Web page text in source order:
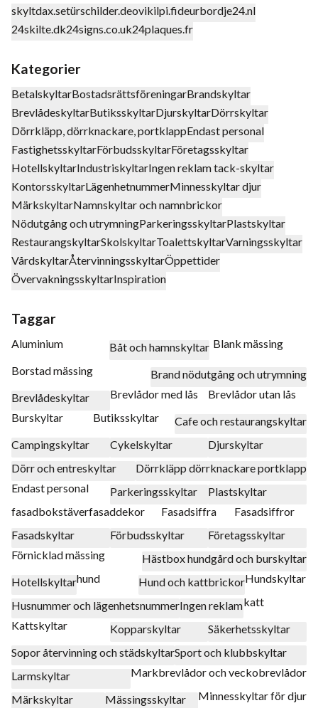
skyltdax.setürschilder.deovikilpi.fideurbordje24.nl
24skilte.dk24signs.co.uk24plaques.fr
Kategorier
BetalskyltarBostadsrättsföreningarBrandskyltar
BrevlådeskyltarButiksskyltarDjurskyltarDörrskyltar
Dörrkläpp, dörrknackare, portklappEndast personal
FastighetsskyltarFörbudsskyltarFöretagsskyltar
HotellskyltarIndustriskyltarIngen reklam tack-skyltar
KontorsskyltarLägenhetnummerMinnesskyltar djur
MärkskyltarNamnskyltar och namnbrickor
Nödutgång och utrymningParkeringsskyltarPlastskyltar
RestaurangskyltarSkolskyltarToalettskyltarVarningsskyltar
VårdskyltarÅtervinningsskyltarÖppettider
ÖvervakningsskyltarInspiration
Taggar
Aluminium Båt och hamnskyltar Blank mässing
Borstad mässing
Brand nödutgång och utrymning
Brevlådeskyltar
Brevlådor med lås
Brevlådor utan lås
Burskyltar
Butiksskyltar
Cafe och restaurangskyltar
Campingskyltar
Cykelskyltar
Djurskyltar
Dörr och entreskyltar
Dörrkläpp dörrknackare portklapp
Endast personal
Parkeringsskyltar
Plastskyltar
fasadbokstäverfasaddekor Fasadsiffra
Fasadsiffror
Fasadskyltar
Förbudsskyltar
Företagsskyltar
Förnicklad mässing
Hästbox hundgård och burskyltar
Hotellskyltarhund Hund och kattbrickorHundskyltar
Husnummer och lägenhetsnummerIngen reklamkatt
Kattskyltar
Kopparskyltar
Säkerhetsskyltar
Sopor återvinning och städskyltarSport och klubbskyltar
Larmskyltar
Markbrevlådor och veckobrevlådor
Märkskyltar
Mässingsskyltar
Minnesskyltar för djur